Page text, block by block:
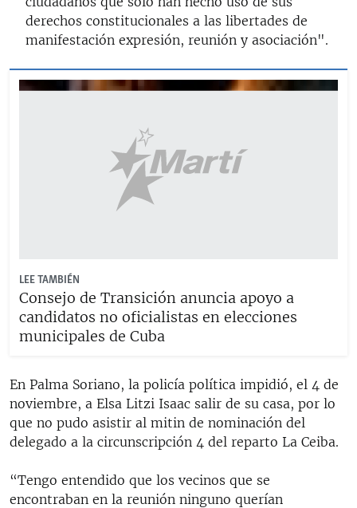
derechos constitucionales a las libertades de
manifestación expresión, reunión y asociación".
LEE TAMBIÉN
Consejo de Transición anuncia apoyo a
candidatos no oficialistas en elecciones
municipales de Cuba
En Palma Soriano, la policía política impidió, el 4 de
noviembre, a Elsa Litzi Isaac salir de su casa, por lo
que no pudo asistir al mitin de nominación del
delegado a la circunscripción 4 del reparto La Ceiba.
“Tengo entendido que los vecinos que se
encontraban en la reunión ninguno querían